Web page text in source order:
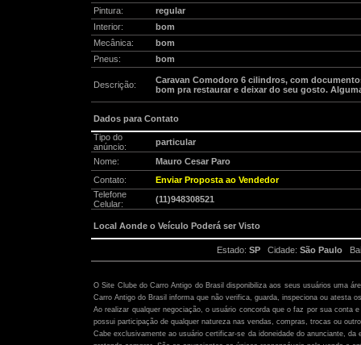
Pintura:
regular
Interior:
bom
Mecânica:
bom
Pneus:
bom
Descrição:
Caravan Comodoro 6 cilindros, com
bom pra restaurar e deixar do seu gosto.
Dados para Contato
Tipo do
anúncio:
particular
Nome:
Mauro Cesar Paro
Contato:
Enviar Proposta ao Vendedor
Telefone
Celular:
(11)948308521
Local Aonde o Veículo Poderá ser Visto
Estado: SP Cidade: São Paulo
O Site Clube do Carro Antigo do Brasil disponibiliza aos seus usuários uma
Carro Antigo do Brasil informa que não verifica, guarda, inspeciona ou atesta
Ao realizar qualquer negociação, o usuário concorda que o faz por sua conta
possui participação de qualquer natureza nas vendas, compras, trocas ou
Cabe exclusivamente ao usuário certificar-se da idoneidade do anunciante,